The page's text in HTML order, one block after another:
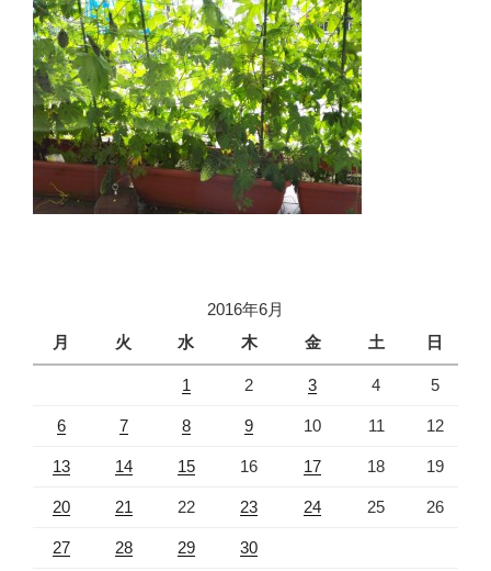
2016年6月
月
火 水 木 金 土 日
1 2 3 4 5
6 7 8 9 10 11 12
13 14 15 16 17 18 19
20 21 22 23 24 25 26
27 28 29 30